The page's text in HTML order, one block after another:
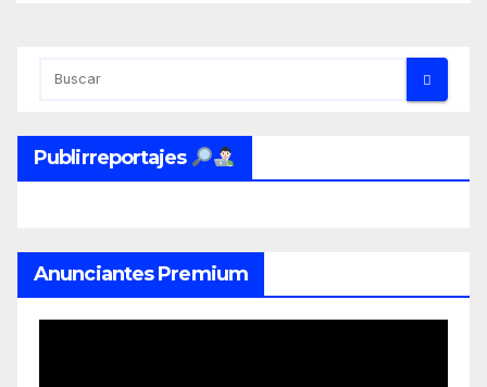
Publirreportajes
Anunciantes Premium